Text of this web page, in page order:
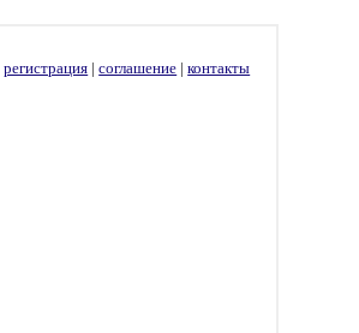
|регистрация |соглашение |контакты